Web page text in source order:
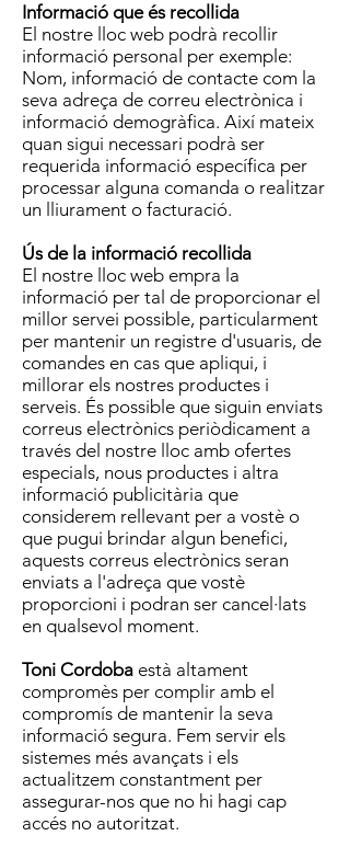
Informació que és recollida
El nostre lloc web podrà recollir
informació personal per exemple:
Nom, informació de contacte com la
seva adreça de correu electrònica i
informació demogràfica. Així mateix
quan sigui necessari podrà ser
requerida informació específica per
processar alguna comanda o realitzar
un lliurament o facturació.
Ús de la informació recollida
El nostre lloc web empra la
informació per tal de proporcionar el
millor servei possible, particularment
per mantenir un registre d'usuaris, de
comandes en cas que apliqui, i
millorar els nostres productes i
serveis. És possible que siguin enviats
correus electrònics periòdicament a
través del nostre lloc amb ofertes
especials, nous productes i altra
informació publicitària que
considerem rellevant per a vostè o
que pugui brindar algun benefici,
aquests correus electrònics seran
enviats a l'adreça que vostè
proporcioni i podran ser cancel·lats
en qualsevol moment.
Toni Cordoba està altament
compromès per complir amb el
compromís de mantenir la seva
informació segura. Fem servir els
sistemes més avançats i els
actualitzem constantment per
assegurar-nos que no hi hagi cap
accés no autoritzat.